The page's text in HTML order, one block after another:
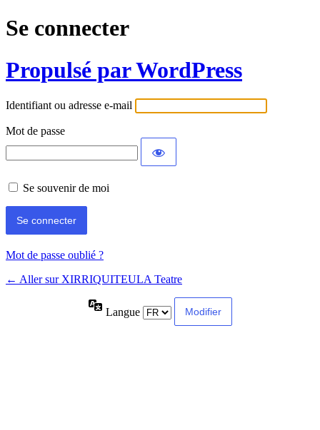
Se connecter
Propulsé par WordPress
Identifiant ou adresse e-mail
Mot de passe
Se souvenir de moi
Mot de passe oublié ?
← Aller sur XIRRIQUITEULA Teatre
Langue